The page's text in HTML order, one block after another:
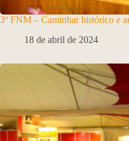
3º FNM – Caminhar histórico e
18 de abril de 2024